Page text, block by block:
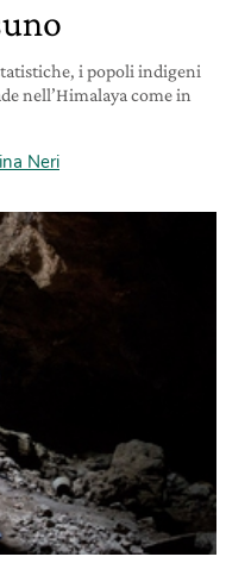
i popoli indigeni
nell’Himalaya come in
Neri